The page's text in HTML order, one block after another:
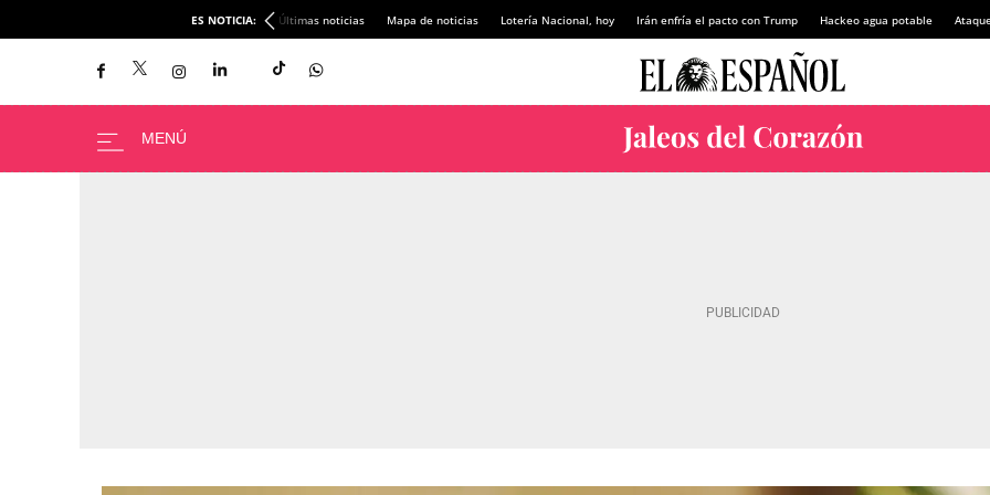
ES NOTICIA: Últimas noticias Mapa de noticias Lotería Nacional, hoy Irán enfría el pacto con Trump Hackeo agua potable